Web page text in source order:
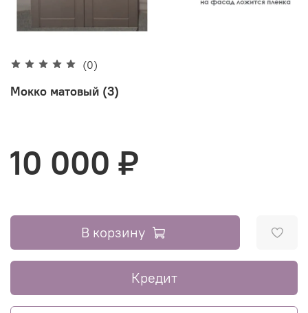
(0)
Мокко матовый (3)
10 000 ₽
В корзину
Кредит